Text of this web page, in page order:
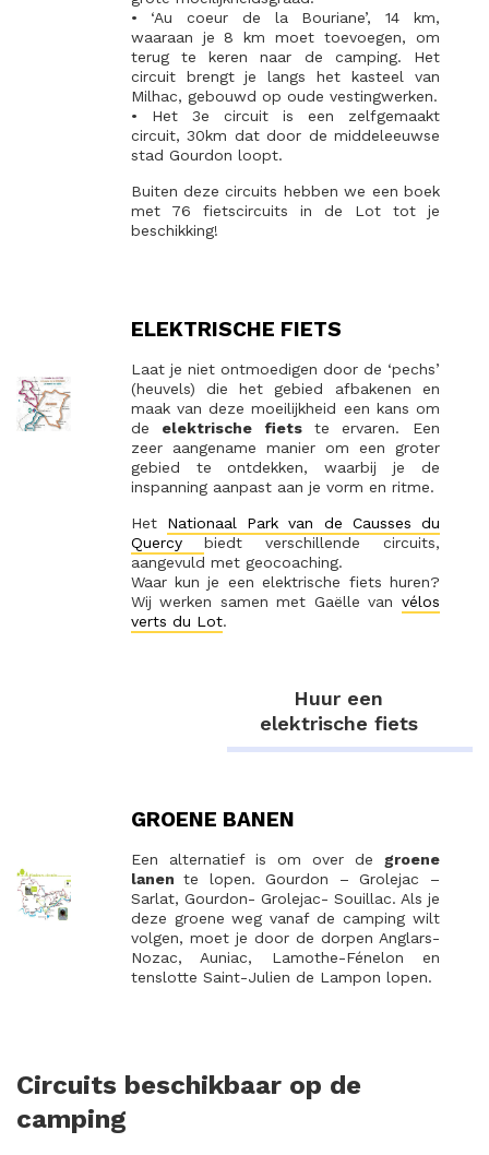
• ‘Au coeur de la Bouriane’, 14 km,
waaraan je 8 km moet toevoegen, om
terug te keren naar de camping. Het
circuit brengt je langs het kasteel van
Milhac, gebouwd op oude vestingwerken.
• Het 3e circuit is een zelfgemaakt
circuit, 30km dat door de middeleeuwse
stad Gourdon loopt.
Buiten deze circuits hebben we een boek
met 76 fietscircuits in de Lot tot je
beschikking!
ELEKTRISCHE FIETS
Laat je niet ontmoedigen door de ‘pechs’
(heuvels) die het gebied afbakenen en
maak van deze moeilijkheid een kans om
de elektrische fiets te ervaren. Een
zeer aangename manier om een groter
gebied te ontdekken, waarbij je de
inspanning aanpast aan je vorm en ritme.
Het Nationaal Park van de Causses du
Quercybiedt verschillende circuits,
aangevuld met geocoaching.
Waar kun je een elektrische fiets huren?
Wij werken samen met Gaëlle van vélos
verts du Lot.
Huur een
elektrische fiets
GROENE BANEN
Een alternatief is om over de groene
lanente lopen. Gourdon – Grolejac –
Sarlat, Gourdon- Grolejac- Souillac. Als je
deze groene weg vanaf de camping wilt
volgen, moet je door de dorpen Anglars-
Nozac, Auniac, Lamothe-Fénelon en
tenslotte Saint-Julien de Lampon lopen.
Circuits beschikbaar op de
camping